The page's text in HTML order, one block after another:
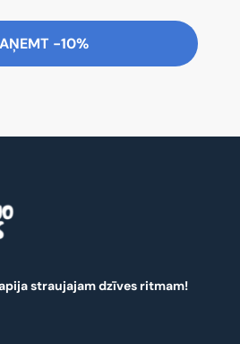
-10%
straujajam dzīves ritmam!